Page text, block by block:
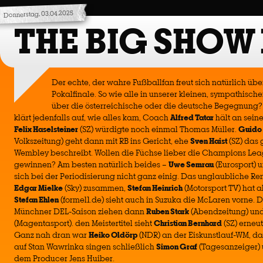
Donnerstag, 03.04.2025
THE BIG
Der echte, der wahre Fußballfan freut sich natürlich
Pokalfinale. So wie alle in unserer kleinen,
über die österreichische oder die deutsche
klärt jedenfalls auf, wie alles kam, CoachAlfred Tatarhält an
Felix Haselsteiner(SZ) würdigte noch einmal Thomas Müller.Guido
Volkszeitung) geht dann mit RB ins Gericht, eheSven Haist(SZ) das
Wembley beschreibt. Wollen die Füchse lieber die Champions
gewinnen? Am besten natürlich beides – Uwe Semrau(Eurosport)
sich bei der Periodisierung nicht ganz einig. Das unglaubliche
Edgar Mielke(Sky) zusammen, Stefan Heinrich(Motorsport TV) hat
Stefan Ehlen(formel1.de) sieht auch in Suzuka die McLaren vorne.
Münchner DEL-Saison ziehen dannRuben Stark(Abendzeitung)
(Magentasport). den Meistertitel siehtChristian Bernhard(SZ)
Ganz nah dran warHeiko Oldörp(NDR) an der Eiskunstlauf-WM,
auf Stan Wawrinka singen schließlichSimon Graf
dem Producer Jens Huiber.